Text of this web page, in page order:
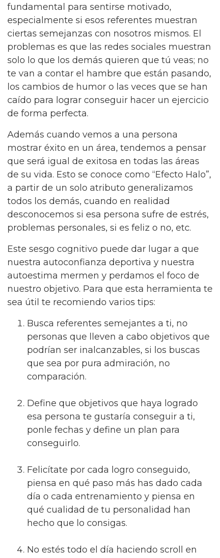
fundamental para sentirse motivado,
especialmente si esos referentes muestran
ciertas semejanzas con nosotros mismos. El
problemas es que las redes sociales muestran
solo lo que los demás quieren que tú veas; no
te van a contar el hambre que están pasando,
los cambios de humor o las veces que se han
caído para lograr conseguir hacer un ejercicio
de forma perfecta.
Además cuando vemos a una persona
mostrar éxito en un área, tendemos a pensar
que será igual de exitosa en todas las áreas
de su vida. Esto se conoce como “Efecto Halo”,
a partir de un solo atributo generalizamos
todos los demás, cuando en realidad
desconocemos si esa persona sufre de estrés,
problemas personales, si es feliz o no, etc.
Este sesgo cognitivo puede dar lugar a que
nuestra autoconfianza deportiva y nuestra
autoestima mermen y perdamos el foco de
nuestro objetivo. Para que esta herramienta te
sea útil te recomiendo varios tips:
Busca referentes semejantes a ti, no
personas que lleven a cabo objetivos que
podrían ser inalcanzables, si los buscas
que sea por pura admiración, no
comparación.
Define que objetivos que haya logrado
esa persona te gustaría conseguir a ti,
ponle fechas y define un plan para
conseguirlo.
Felicítate por cada logro conseguido,
piensa en qué paso más has dado cada
día o cada entrenamiento y piensa en
qué cualidad de tu personalidad han
hecho que lo consigas.
No estés todo el día haciendo scroll en